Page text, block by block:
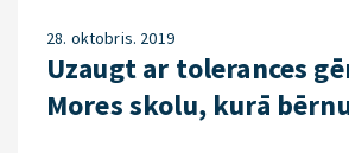
28. oktobris. 2019
Uzaugt ar tolerances
Mores skolu, kurā